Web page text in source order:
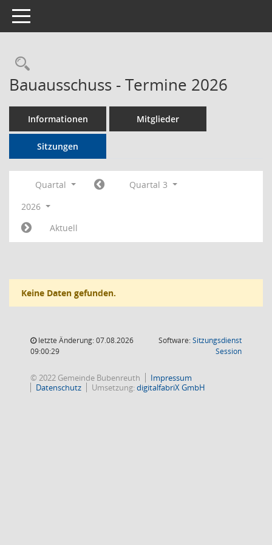
Toggle navigation
Rechercheauswahl
Bauausschuss - Termine 2026
Informationen Mitglieder
Sitzungen
Quartal
Quartal 3
2026
Aktuell
Keine Daten gefunden.
letzte Änderung: 07.08.2026
09:00:29
Software:Sitzungsdienst
Session(Wird in
© 2022 Gemeinde Bubenreuth
Impressum
Datenschutz
Umsetzung:digitalfabriX GmbH